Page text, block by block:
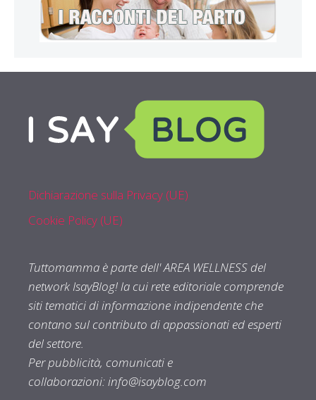
Dichiarazione sulla Privacy (UE)
Cookie Policy (UE)
Tuttomamma è parte dell' AREA WELLNESS del
network IsayBlog! la cui rete editoriale comprende
siti tematici di informazione indipendente che
contano sul contributo di appassionati ed esperti
del settore.
Per pubblicità, comunicati e
collaborazioni:info@isayblog.com